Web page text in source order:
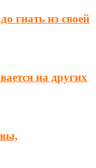
гнать из своей
на других